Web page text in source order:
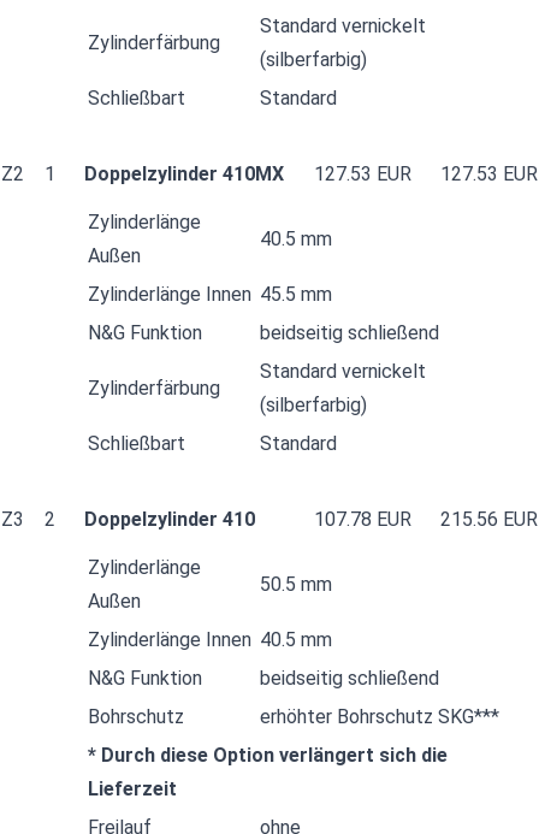
Zylinderfärbung
Standard vernickelt
(silberfarbig)
Schließbart
Standard
Z2 1 Doppelzylinder 410MX 127.53 EUR 127.53 EUR
Zylinderlänge
Außen
40.5 mm
Zylinderlänge Innen 45.5 mm
N&G Funktion
beidseitig schließend
Zylinderfärbung
Standard vernickelt
(silberfarbig)
Schließbart
Standard
Z3 2 Doppelzylinder 410 107.78 EUR 215.56 EUR
Zylinderlänge
Außen
50.5 mm
Zylinderlänge Innen 40.5 mm
N&G Funktion
beidseitig schließend
Bohrschutz
erhöhter Bohrschutz SKG***
* Durch diese Option verlängert sich die
Lieferzeit
Freilauf
ohne